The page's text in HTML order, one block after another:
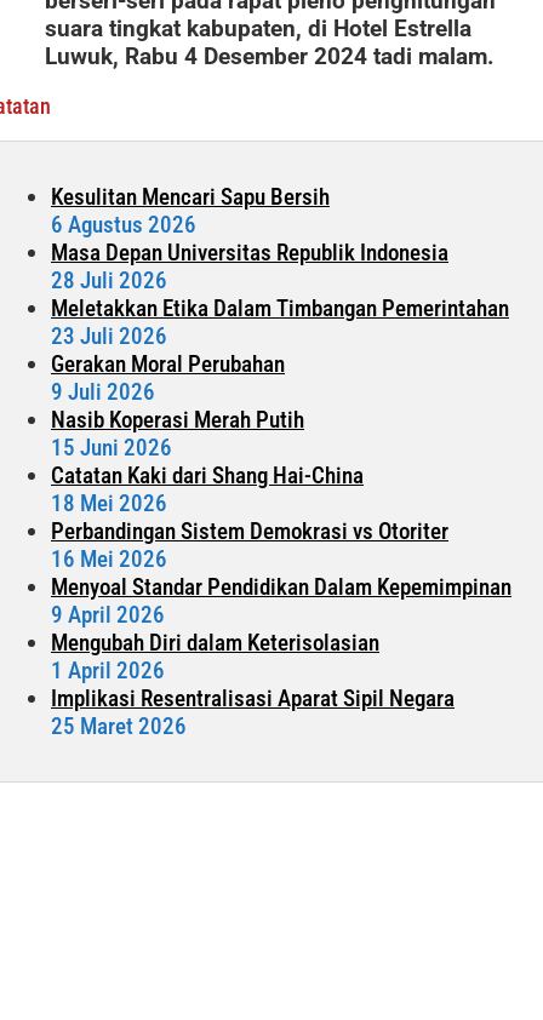
suara tingkat kabupaten, di Hotel Estrella
Luwuk, Rabu 4 Desember 2024 tadi malam.
Kesulitan Mencari Sapu Bersih
6 Agustus 2026
Masa Depan Universitas Republik Indonesia
28 Juli 2026
Meletakkan Etika Dalam Timbangan Pemerintahan
23 Juli 2026
Gerakan Moral Perubahan
9 Juli 2026
Nasib Koperasi Merah Putih
15 Juni 2026
Catatan Kaki dari Shang Hai-China
18 Mei 2026
Perbandingan Sistem Demokrasi vs Otoriter
16 Mei 2026
Menyoal Standar Pendidikan Dalam Kepemimpinan
9 April 2026
Mengubah Diri dalam Keterisolasian
1 April 2026
Implikasi Resentralisasi Aparat Sipil Negara
25 Maret 2026